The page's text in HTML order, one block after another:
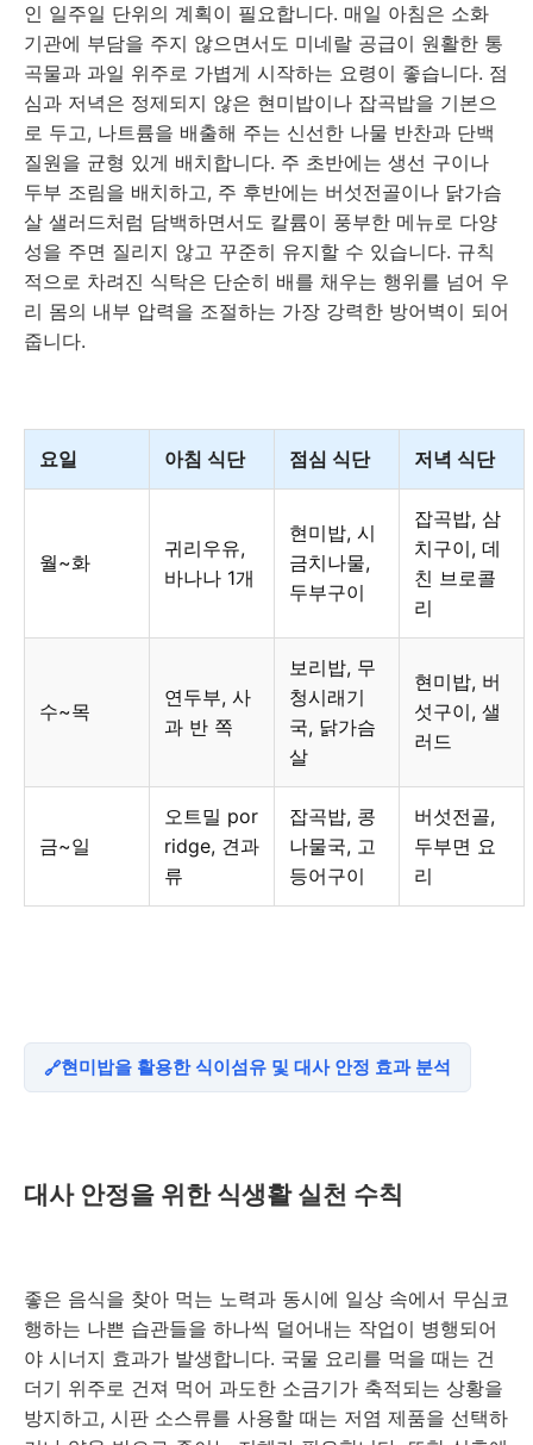
인 일주일 단위의 계획이 필요합니다. 매일 아침은 소화
기관에 부담을 주지 않으면서도 미네랄 공급이 원활한 통
곡물과 과일 위주로 가볍게 시작하는 요령이 좋습니다. 점
심과 저녁은 정제되지 않은 현미밥이나 잡곡밥을 기본으
로 두고, 나트륨을 배출해 주는 신선한 나물 반찬과 단백
질원을 균형 있게 배치합니다. 주 초반에는 생선 구이나
두부 조림을 배치하고, 주 후반에는 버섯전골이나 닭가슴
살 샐러드처럼 담백하면서도 칼륨이 풍부한 메뉴로 다양
성을 주면 질리지 않고 꾸준히 유지할 수 있습니다. 규칙
적으로 차려진 식탁은 단순히 배를 채우는 행위를 넘어 우
리 몸의 내부 압력을 조절하는 가장 강력한 방어벽이 되어
줍니다.
요일 아침 식단 점심 식단 저녁 식단
월~화
귀리우유,
바나나 1개
현미밥, 시
금치나물,
두부구이
잡곡밥, 삼
치구이, 데
친 브로콜
리
수~목
연두부, 사
과 반 쪽
보리밥, 무
청시래기
국, 닭가슴
살
현미밥, 버
섯구이, 샐
러드
금~일
오트밀 por
ridge, 견과
류
잡곡밥, 콩
나물국, 고
등어구이
버섯전골,
두부면 요
리
현미밥을 활용한 식이섬유 및 대사 안정 효과 분석
대사 안정을 위한 식생활 실천 수칙
좋은 음식을 찾아 먹는 노력과 동시에 일상 속에서 무심코
행하는 나쁜 습관들을 하나씩 덜어내는 작업이 병행되어
야 시너지 효과가 발생합니다. 국물 요리를 먹을 때는 건
더기 위주로 건져 먹어 과도한 소금기가 축적되는 상황을
방지하고, 시판 소스류를 사용할 때는 저염 제품을 선택하